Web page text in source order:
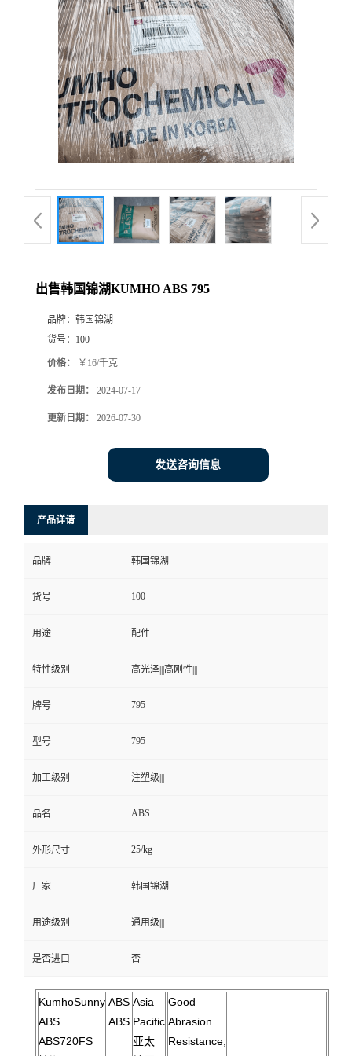
出售韩国锦湖KUMHO ABS 795
品牌： 韩国锦湖
货号： 100
价格： ￥16/千克
发布日期： 2024-07-17
更新日期： 2026-07-30
发送咨询信息
产品详请
品牌 韩国锦湖
货号 100
用途 配件
特性级别 高光泽|||高刚性|||
牌号 795
型号 795
加工级别 注塑级|||
品名 ABS
外形尺寸 25/kg
厂家 韩国锦湖
用途级别 通用级|||
是否进口 否
KumhoSunny
ABS
ABS720FS
ABS
ABS
Asia
Pacific
亚太
Good
Abrasion
Resistance;